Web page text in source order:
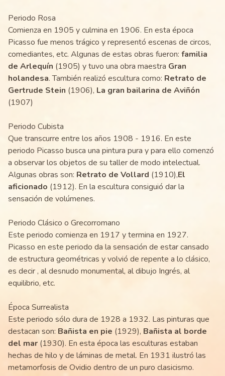
Periodo Rosa
Comienza en 1905 y culmina en 1906. En esta época
Picasso fue menos trágico y representó escenas de circos,
comediantes, etc. Algunas de estas obras fueron: familia
de Arlequín (1905) y tuvo una obra maestra Gran
holandesa. También realizó escultura como: Retrato de
Gertrude Stein (1906), La gran bailarina de Aviñón
(1907)
Periodo Cubista
Que transcurre entre los años 1908 - 1916. En este
periodo Picasso busca una pintura pura y para ello comenzó
a observar los objetos de su taller de modo intelectual.
Algunas obras son: Retrato de Vollard (1910),El
aficionado (1912). En la escultura consiguió dar la
sensación de volúmenes.
Periodo Clásico o Grecorromano
Este periodo comienza en 1917 y termina en 1927.
Picasso en este periodo da la sensación de estar cansado
de estructura geométricas y volvió de repente a lo clásico,
es decir , al desnudo monumental, al dibujo Ingrés, al
equilibrio, etc.
Época Surrealista
Este periodo sólo dura de 1928 a 1932. Las pinturas que
destacan son: Bañista en pie (1929), Bañista al borde
del mar (1930). En esta época las esculturas estaban
hechas de hilo y de láminas de metal. En 1931 ilustró las
metamorfosis de Ovidio dentro de un puro clasicismo.